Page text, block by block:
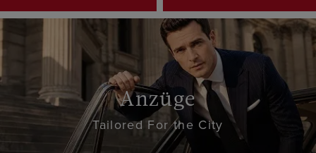
Anzüge
Tailored For the City